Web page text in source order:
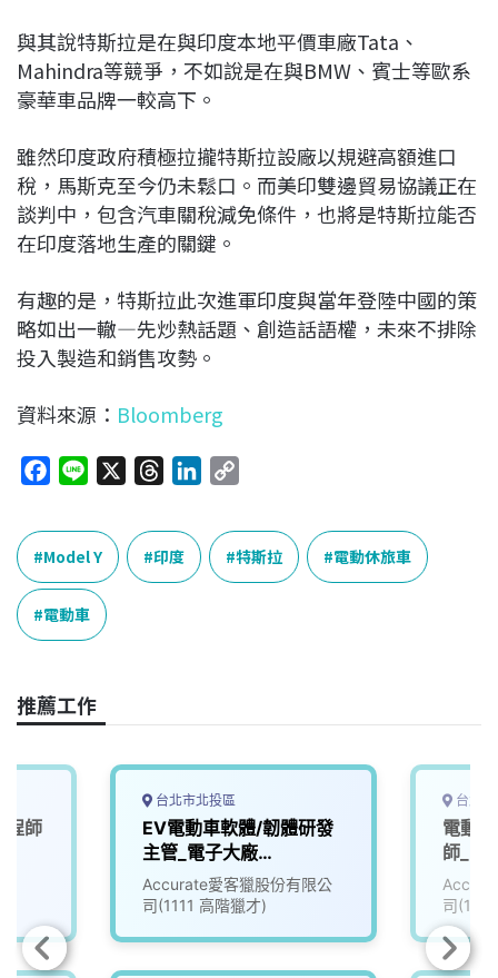
與其說特斯拉是在與印度本地平價車廠Tata、
Mahindra等競爭，不如說是在與BMW、賓士等歐系
豪華車品牌一較高下。
雖然印度政府積極拉攏特斯拉設廠以規避高額進口
稅，馬斯克至今仍未鬆口。而美印雙邊貿易協議正在
談判中，包含汽車關稅減免條件，也將是特斯拉能否
在印度落地生產的關鍵。
有趣的是，特斯拉此次進軍印度與當年登陸中國的策
略如出一轍—先炒熱話題、創造話語權，未來不排除
投入製造和銷售攻勢。
資料來源： Bloomberg
c
e
b
o
o
n
e
r
e
a
k
p
y
L
Model Y 印度 特斯拉 電動休旅車
電動車
推薦工作
程師
台北市北投區
EV電動車軟體/韌體研發
主管_電子大廠
(3010018)
Accurate愛客獵股份有限公
司(1111 高階獵才)
台北
電動
師_電
司